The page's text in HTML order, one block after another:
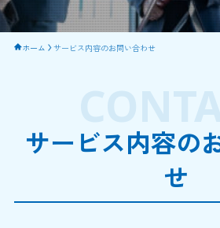
ホーム サービス内容のお問い合わせ
サービス内容の
せ